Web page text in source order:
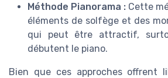
Méthode Pianorama : Cette
éléments de solfège et des
qui peut être attractif,
débutent le piano.
Bien que ces approches offrent